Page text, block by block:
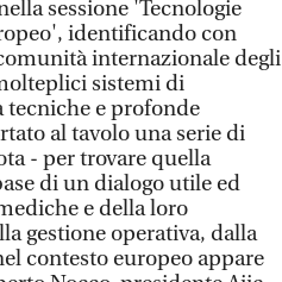
sessione 'Tecnologie
identificando con
internazionale degli
sistemi di
e profonde
al tavolo una serie di
- per trovare quella
di un dialogo utile ed
e della loro
gestione operativa, dalla
contesto europeo appare